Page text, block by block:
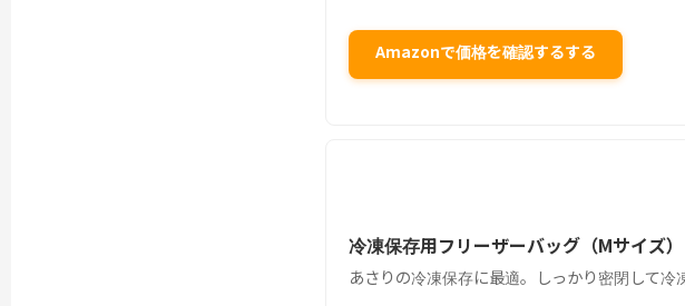
Amazonで価格を確認するする
冷凍保存用フリーザーバッグ（Mサイズ）
あさりの冷凍保存に最適。しっかり密閉して冷